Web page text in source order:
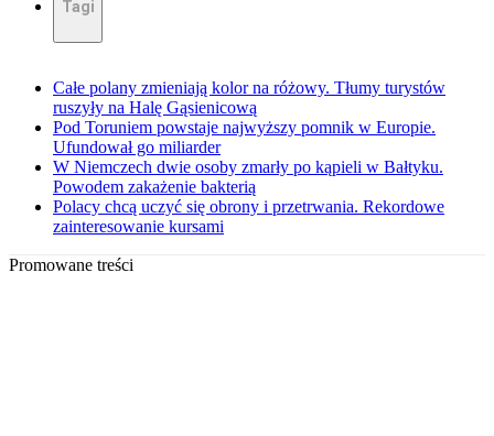
Tagi
Całe polany zmieniają kolor na różowy. Tłumy turystów
ruszyły na Halę Gąsienicową
Pod Toruniem powstaje najwyższy pomnik w Europie.
Ufundował go miliarder
W Niemczech dwie osoby zmarły po kąpieli w Bałtyku.
Powodem zakażenie bakterią
Polacy chcą uczyć się obrony i przetrwania. Rekordowe
zainteresowanie kursami
Promowane treści